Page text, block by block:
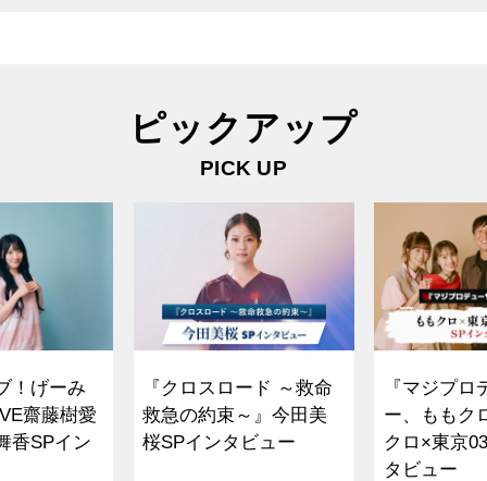
ピックアップ
PICK UP
！げーみ
齋藤樹愛
香SPイン
『クロスロード ～救命
救急の約束～』今田美
桜SPインタビュー
『マジプロ
ー、ももク
クロ×東京
タビュー